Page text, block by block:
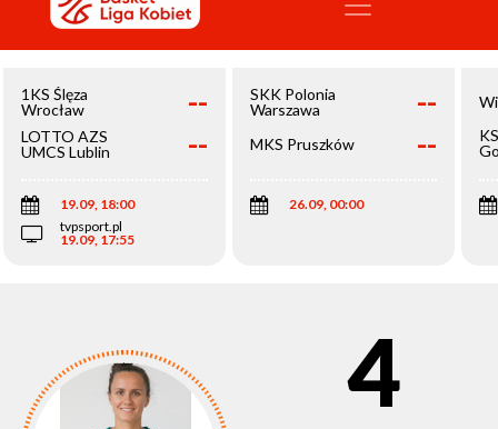
1KS Ślęza
Wrocław
--
LOTTO AZS
UMCS Lublin
--
19.09, 18:00
tvpsport.pl
19.09, 17:55
SKK Polonia
Warszawa
--
MKS Pruszków --
26.09, 00:00
4